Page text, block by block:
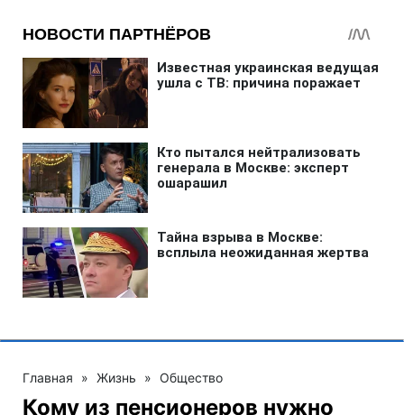
Главная » Жизнь » Общество
Кому из пенсионеров нужно